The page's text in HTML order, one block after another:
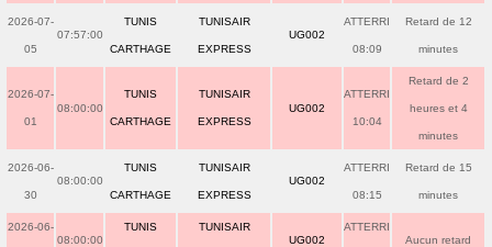
2026-07-
05
07:57:00
TUNIS
CARTHAGE
TUNISAIR
EXPRESS
UG002
ATTERRI
08:09
Retard de 12
minutes
2026-07-
01
08:00:00
TUNIS
CARTHAGE
TUNISAIR
EXPRESS
UG002
ATTERRI
10:04
Retard de 2
heures et 4
minutes
2026-06-
30
08:00:00
TUNIS
CARTHAGE
TUNISAIR
EXPRESS
UG002
ATTERRI
08:15
Retard de 15
minutes
2026-06-
08:00:00
TUNIS TUNISAIR
UG002
ATTERRI
Aucun retard